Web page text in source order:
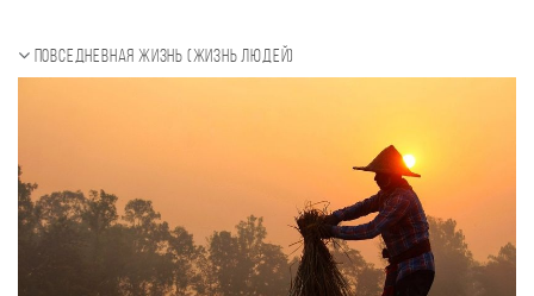
Повседневная жизнь (Жизнь людей)